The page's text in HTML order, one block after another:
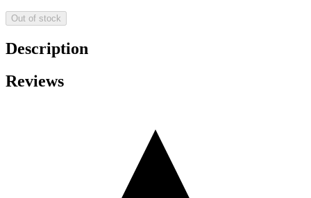
Out of stock
Description
Reviews